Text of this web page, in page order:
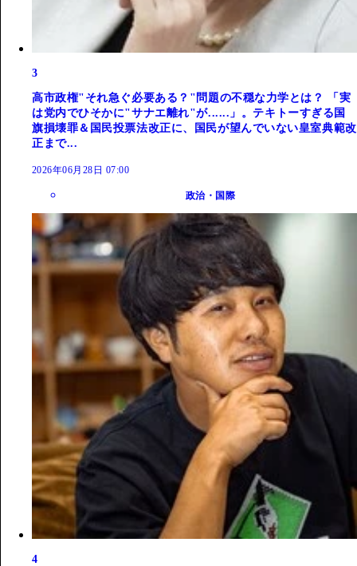
3
高市政権"それ急ぐ必要ある？"問題の不穏な力学とは？ 「実
は党内でひそかに"サナエ離れ"が......」。テキトーすぎる国
旗損壊罪＆国民投票法改正に、国民が望んでいない皇室典範改
正まで...
2026年06月28日 07:00
政治・国際
4